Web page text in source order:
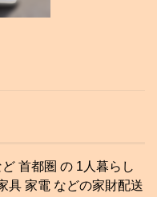
首都圏 の 1人暮らし
具 家電 などの家財配送